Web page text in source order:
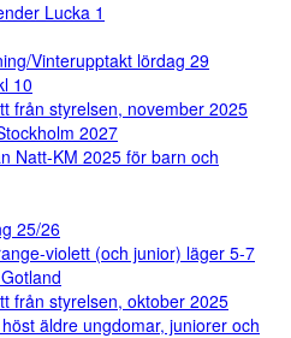
Lucka 1
Vinterupptakt lördag 29
10
från styrelsen, november 2025
2027
Natt-KM 2025 för barn och
25/26
violett (och junior) läger 5-7
från styrelsen, oktober 2025
äldre ungdomar, juniorer och